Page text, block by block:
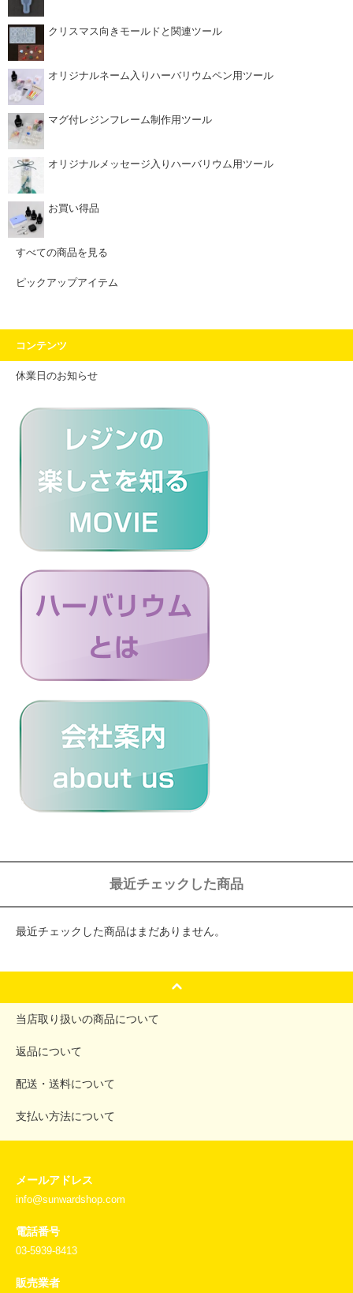
クリスマス向きモールドと関連ツール
オリジナルネーム入りハーバリウムペン用ツール
マグ付レジンフレーム制作用ツール
オリジナルメッセージ入りハーバリウム用ツール
お買い得品
すべての商品を見る
ピックアップアイテム
コンテンツ
休業日のお知らせ
最近チェックした商品
最近チェックした商品はまだありません。
当店取り扱いの商品について
返品について
配送・送料について
支払い方法について
メールアドレス
info@sunwardshop.com
電話番号
03-5939-8413
販売業者